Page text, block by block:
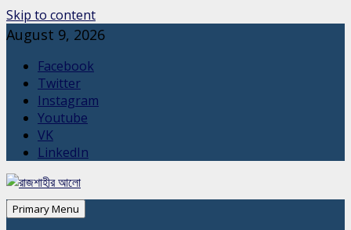
Skip to content
August 9, 2026
Facebook
Twitter
Instagram
Youtube
VK
LinkedIn
Primary Menu